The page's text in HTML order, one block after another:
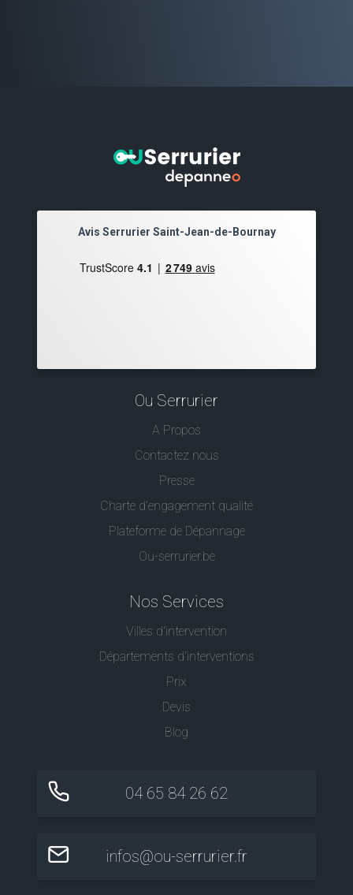
Avis Serrurier Saint-Jean-de-Bournay
Ou Serrurier
A Propos
Contactez nous
Presse
Charte d’engagement qualité
Plateforme de Dépannage
Ou-serrurier.be
Nos Services
Villes d'intervention
Départements d'interventions
Prix
Devis
Blog
04 65 84 26 62
infos@ou-serrurier.fr